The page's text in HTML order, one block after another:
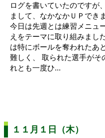
ログを書いていたのですが
まして、なかなかＵＰでき
今日は先週とは練習メニュ
えをテーマに取り組みまし
は特にボールを奪われたあ
難しく、 取られた選手がそ
れとも一度ひ...
１１月１日（木）